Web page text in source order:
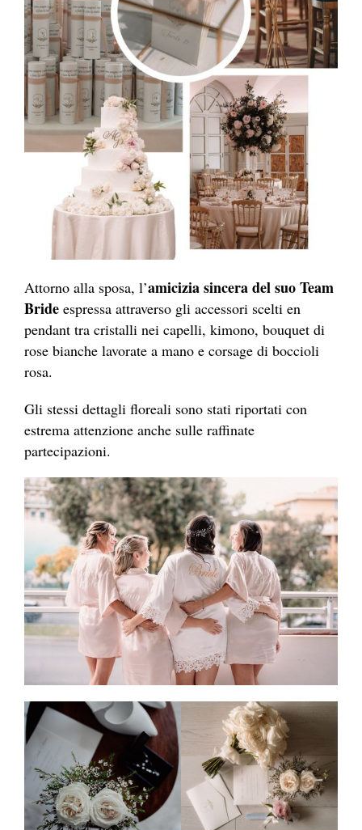
Attorno alla sposa, l’amicizia sincera del suo Team
Bride espressa attraverso gli accessori scelti en
pendant tra cristalli nei capelli, kimono, bouquet di
rose bianche lavorate a mano e corsage di boccioli
rosa.
Gli stessi dettagli floreali sono stati riportati con
estrema attenzione anche sulle raffinate
partecipazioni.